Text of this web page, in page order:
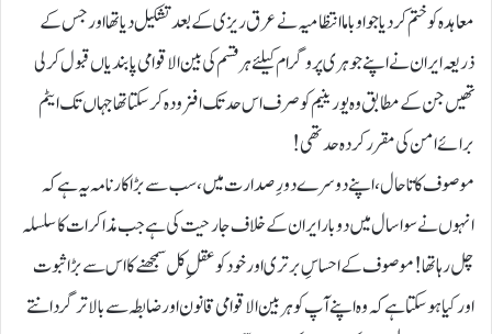
معاہدہ کو ختم کردیا جو اوباما انتظامیہ نے عرق ریزی کے بعد تشکیل دیا تھا اور جس کے
ذریعہ ایران نے اپنے جوہری پروگرام کیلئے ہر قسم کی بین الاقوامی پابندیاں قبول کرلی
تھیں جن کے مطابق وہ یورینیم کو صرف اس حد تک افزودہ کرسکتا تھا جہاں تک ایٹم
برائے امن کی مقرر کردہ حد تھی!
موصوف کا تاحال، اپنے دوسرے دورِ صدارت میں، سب سے بڑا کارنامہ یہ ہے کہ
انہوں نے سوا سال میں دو بار ایران کے خلاف جارحیت کی ہے جب مذاکرات کا سلسلہ
چل رہا تھا!موصوف کے احساسِ برتری اور خود کو عقلِ کل سمجھنے کا اس سے بڑا ثبوت
اور کیا ہوسکتا ہے کہ وہ اپنے آپ کو ہر بین الاقوامی قانون اور ضابطہ سے بالا تر گردانتے